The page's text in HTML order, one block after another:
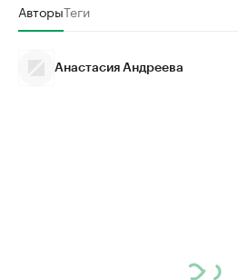
АвторыТеги
Анастасия Андреева